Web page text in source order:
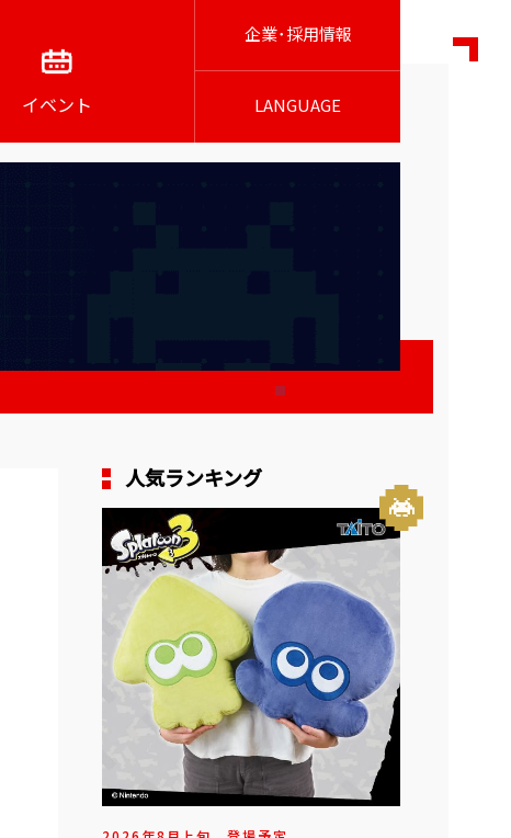
イベント
企業･採用情報
LANGUAGE
人気ランキング